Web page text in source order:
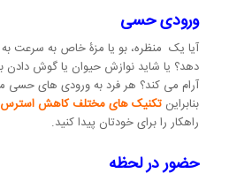
ورودی حسی
آیا یک منظره، بو یا مزۀ خاص به سرعت
دهد؟ یا شاید نوازش حیوان یا گوش دادن
آرام می کند؟ هر فرد به ورودی های حسی
بنابراین تکنیک های مختلف کاهش استرس
راهکار را برای خودتان پیدا کنید.
حضور در لحظه